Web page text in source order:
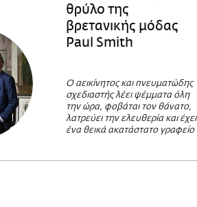
θρύλο της
βρετανικής μόδας
Paul Smith
Ο αεικίνητος και πνευματώδης
σχεδιαστής λέει ψέμματα όλη
την ώρα, φοβάται τον θάνατο,
λατρεύει την ελευθερία και έχει
ένα θεικά ακατάστατο γραφείο